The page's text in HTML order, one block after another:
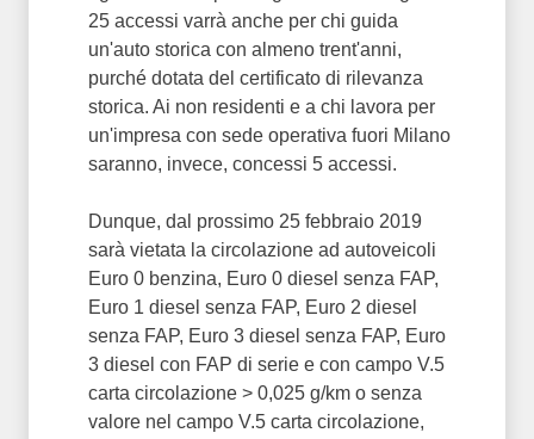
25 accessi varrà anche per chi guida
un'auto storica con almeno trent'anni,
purché dotata del certificato di rilevanza
storica. Ai non residenti e a chi lavora per
un'impresa con sede operativa fuori Milano
saranno, invece, concessi 5 accessi.
Dunque, dal prossimo 25 febbraio 2019
sarà vietata la circolazione ad autoveicoli
Euro 0 benzina, Euro 0 diesel senza FAP,
Euro 1 diesel senza FAP, Euro 2 diesel
senza FAP, Euro 3 diesel senza FAP, Euro
3 diesel con FAP di serie e con campo V.5
carta circolazione > 0,025 g/km o senza
valore nel campo V.5 carta circolazione,